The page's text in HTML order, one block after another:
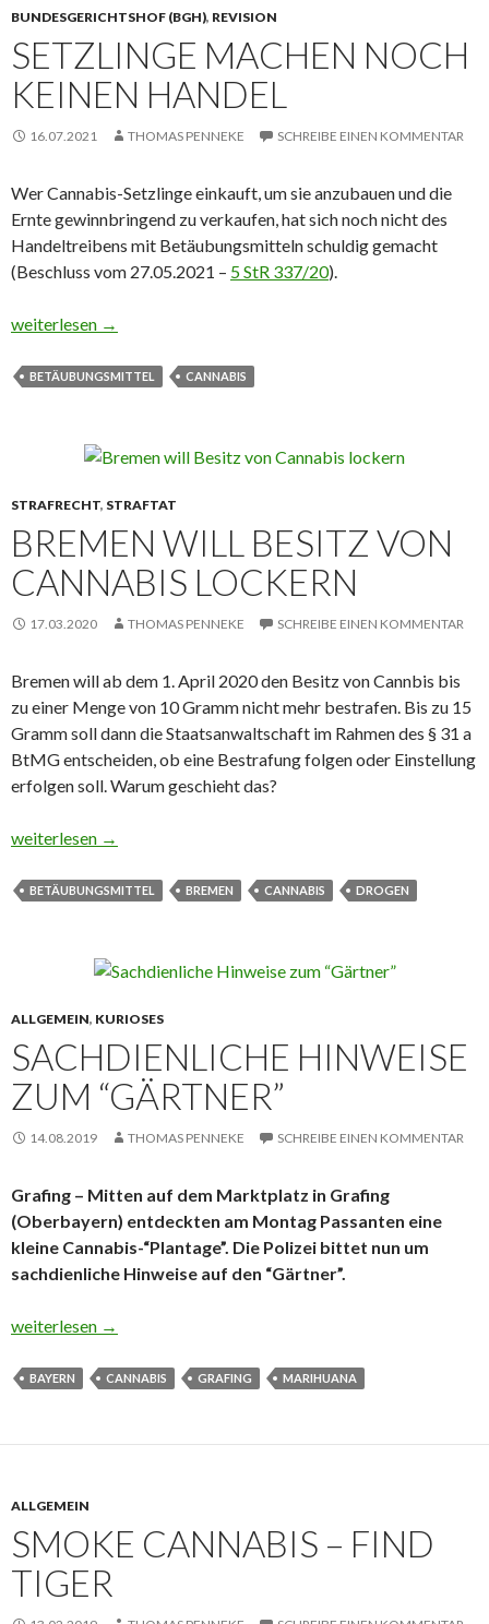
BUNDESGERICHTSHOF (BGH), REVISION
SETZLINGE MACHEN NOCH
KEINEN HANDEL
16.07.2021 THOMAS PENNEKE SCHREIBE EINEN KOMMENTAR
Wer Can­na­bis-Setz­lin­ge ein­kauft, um sie an­zu­bau­en und die
Ernte ge­winn­brin­gend zu ver­kau­fen, hat sich noch nicht des
Han­del­trei­bens mit Be­täu­bungs­mit­teln schul­dig ge­macht
(Beschluss vom 27.05.2021 – 5 StR 337/20).
Setzlinge machen noch keinen Handel
weiterlesen →
BETÄUBUNGSMITTEL CANNABIS
STRAFRECHT, STRAFTAT
BREMEN WILL BESITZ VON
CANNABIS LOCKERN
17.03.2020 THOMAS PENNEKE SCHREIBE EINEN KOMMENTAR
Bremen will ab dem 1. April 2020 den Besitz von Cannbis bis
zu einer Menge von 10 Gramm nicht mehr bestrafen. Bis zu 15
Gramm soll dann die Staatsanwaltschaft im Rahmen des § 31 a
BtMG entscheiden, ob eine Bestrafung folgen oder Einstellung
erfolgen soll. Warum geschieht das?
Bremen will Besitz von Cannabis lockern
weiterlesen →
BETÄUBUNGSMITTEL BREMEN CANNABIS DROGEN
ALLGEMEIN, KURIOSES
SACHDIENLICHE HINWEISE
ZUM “GÄRTNER”
14.08.2019 THOMAS PENNEKE SCHREIBE EINEN KOMMENTAR
Grafing – Mitten auf dem Marktplatz in Grafing
(Oberbayern) entdeckten am Montag Passanten eine
kleine Cannabis-“Plantage”. Die Polizei bittet nun um
sachdienliche Hinweise auf den “Gärtner”.
Sachdienliche Hinweise zum “Gärtner”
weiterlesen →
BAYERN CANNABIS GRAFING MARIHUANA
ALLGEMEIN
SMOKE CANNABIS – FIND
TIGER